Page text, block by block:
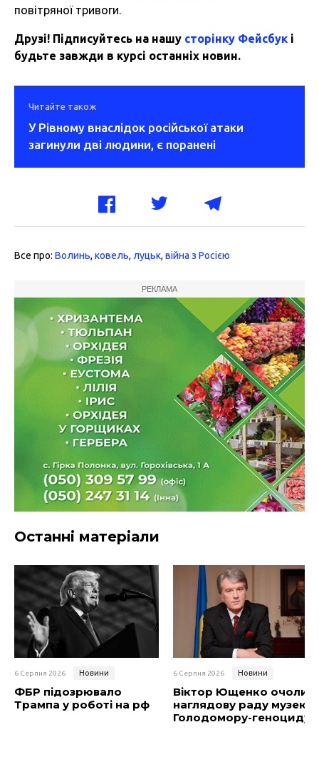
повітряної тривоги.
Друзі! Підписуйтесь на нашу сторінку Фейсбук і
будьте завжди в курсі останніх новин.
Читайте також
У Рівному внаслідок російської атаки
загинули дві людини, є поранені
Все про: Волинь, ковель, луцьк, війна з Росією
РЕКЛАМА
Останні матеріали
6 Серпня 2026 Новини
ФБР підозрювало
Трампа у роботі на рф
6 Серпня 2026 Новини
Віктор Ющенко очолив
наглядову раду музею
Голодомору-геноциду